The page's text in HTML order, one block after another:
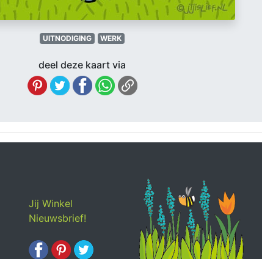
UITNODIGING WERK
deel deze kaart via
Jij Winkel
Nieuwsbrief!